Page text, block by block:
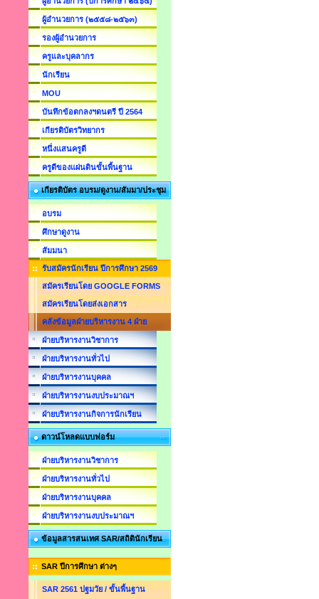
ผู้อำนวยการ (๒๕๕๘-๒๕๖๓)
รองผู้อำนวยการ
ครูและบุคลากร
นักเรียน
MOU
บันทึกข้อตกลงฯดนตรี ปี 2564
เกียรติบัตรวิทยากร
หนึ่งแสนครูดี
ครูดีของแผ่นดินขั้นพื้นฐาน
เกียรติบัตร อบรม/ดูงาน/สัมมา/ประชุม
อบรม
ศึกษาดูงาน
สัมมนา
รับสมัครนักเรียน ปีการศึกษา 2569
สมัครเรียนโดย GOOGLE FORMS
สมัครเรียนโดยส่งเอกสาร
คลังข้อมูลฝ่ายบริหารงาน 4 ฝ่าย
ฝ่ายบริหารงานวิชาการ
ฝ่ายบริหารงานทั่วไป
ฝ่ายบริหารงานบุคคล
ฝ่ายบริหารงานงบประมาณฯ
ฝ่ายบริหารงานกิจการนักเรียน
ดาวน์โหลดแบบฟอร์ม
ฝ่ายบริหารงานวิชาการ
ฝ่ายบริหารงานทั่วไป
ฝ่ายบริหารงานบุคคล
ฝ่ายบริหารงานงบประมาณฯ
ข้อมูลสารสนเทศ SAR/สถิตินักเรียน
SAR ปีการศึกษา ต่างๆ
SAR 2561 ปฐมวัย / ขั้นพื้นฐาน